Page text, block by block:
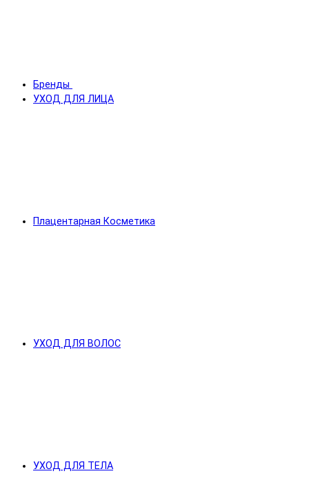
Бренды
УХОД ДЛЯ ЛИЦА
Плацентарная Косметика
УХОД ДЛЯ ВОЛОС
УХОД ДЛЯ ТЕЛА